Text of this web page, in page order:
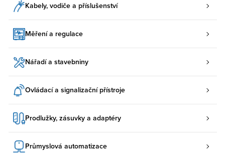
Kabely, vodiče a příslušenství
Měření a regulace
Nářadí a stavebniny
Ovládací a signalizační přístroje
Prodlužky, zásuvky a adaptéry
Průmyslová automatizace